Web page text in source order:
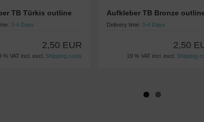
TB Türkis outline
3-4 Days
2,50 EUR
% VAT incl. excl. Shipping costs
Aufkleber TB Bronze
Delivery time: 3-4 Days
2,50
19 % VAT incl. excl. Shipping